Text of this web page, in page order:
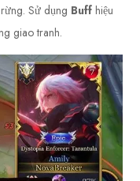
Sử dụng Buff hiệu
giao tranh.